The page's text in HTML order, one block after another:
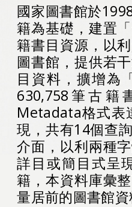
國家圖書館於
籍為基礎，建置
籍書目資源，以
圖書館，提供若
目資料，擴增為
630,758筆古
Metadata格式表
現，共有14個查
介面，以利兩種
詳目或簡目式呈
籍，本資料庫彙
量居前的圖書館